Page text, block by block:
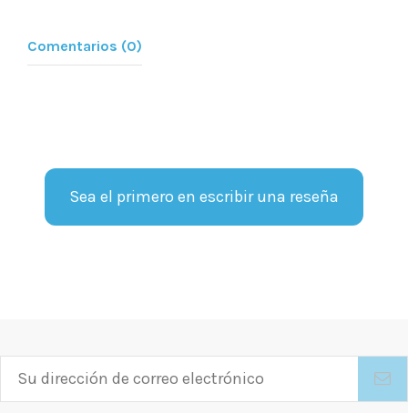
Comentarios (0)
Sea el primero en escribir una reseña